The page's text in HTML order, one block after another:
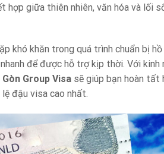
giữa thiên nhiên, văn hóa và lối
khó khăn trong quá trình chuẩn bị
để được hỗ trợ kịp thời. Với kinh
Gòn Group Visasẽ giúp bạn hoàn tất
đậu visa cao nhất.